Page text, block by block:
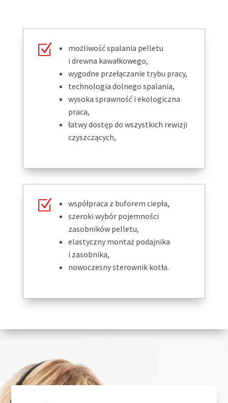
Z
możliwość spalania pelletu
i drewna kawałkowego,
wygodne przełączanie trybu pracy,
technologia dolnego spalania,
wysoka sprawność i ekologiczna
praca,
łatwy dostęp do wszystkich rewizji
czyszczących,
Z
współpraca z buforem ciepła,
szeroki wybór pojemności
zasobników pelletu,
elastyczny montaż podajnika
i zasobnika,
nowoczesny sterownik kotła.